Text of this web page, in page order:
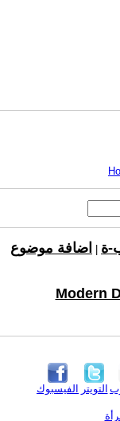
ة
اضافة موضوع
Modern
الفيسبوك التويتر